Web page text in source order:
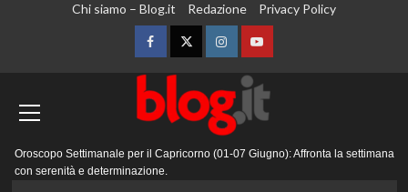
Chi siamo – Blog.it Redazione Privacy Policy
FacebookTwitterInstagramYouTube
principale
Oroscopo Settimanale per il Capricorno (01-07 Giugno): Affronta la settimana
con serenità e determinazione.